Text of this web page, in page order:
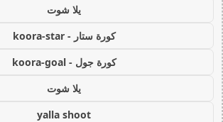
يلا شوت
كورة ستار - koora-star
كورة جول - koora-goal
يلا شوت
yalla shoot